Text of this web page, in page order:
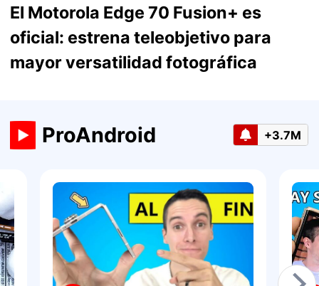
El Motorola Edge 70 Fusion+ es
oficial: estrena teleobjetivo para
mayor versatilidad fotográfica
ProAndroid +3.7M